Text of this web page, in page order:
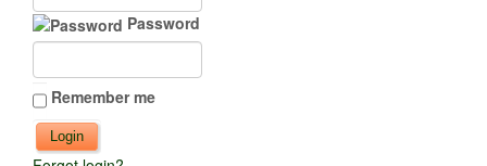
Password
Remember me